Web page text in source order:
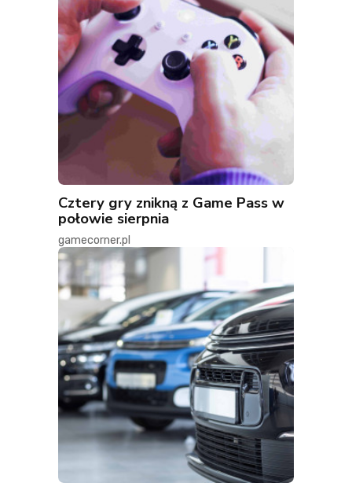
Cztery gry znikną z Game Pass w
połowie sierpnia
gamecorner.pl